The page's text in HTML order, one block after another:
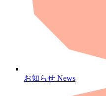
お知らせ News